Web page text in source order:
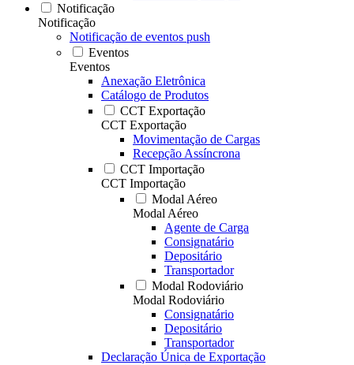
Notificação
Notificação
Notificação de eventos push
Eventos
Eventos
Anexação Eletrônica
Catálogo de Produtos
CCT Exportação
CCT Exportação
Movimentação de Cargas
Recepção Assíncrona
CCT Importação
CCT Importação
Modal Aéreo
Modal Aéreo
Agente de Carga
Consignatário
Depositário
Transportador
Modal Rodoviário
Modal Rodoviário
Consignatário
Depositário
Transportador
Declaração Única de Exportação